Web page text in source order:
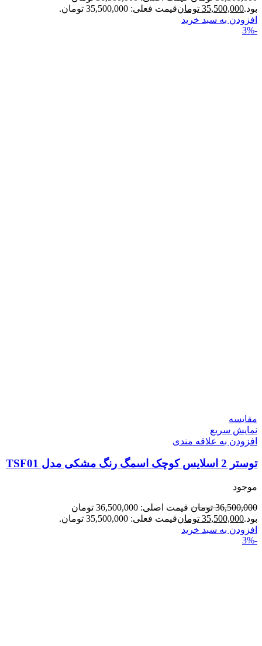
بود.35,500,000 تومانقیمت فعلی: 35,500,000 تومان.
افزودن به سبد خرید
-3%
مقايسه
نمایش سریع
افزودن به علاقه مندی
توستر 2 اسلایس کوچک اسمگ رنگ مشکی مدل TSF01
موجود
36,500,000 تومان
قیمت اصلی: 36,500,000 تومان
بود.35,500,000 تومانقیمت فعلی: 35,500,000 تومان.
افزودن به سبد خرید
-3%